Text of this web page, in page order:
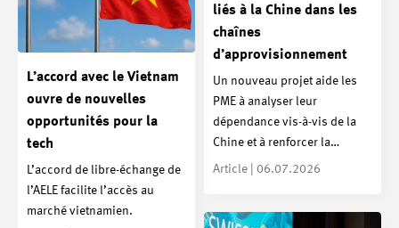
liés à la Chine dans les
chaînes
d’approvisionnement
Un nouveau projet aide les
PME à analyser leur
dépendance vis-à-vis de la
Chine et à renforcer la…
Article | 06.07.2026
L’accord avec le Vietnam
ouvre de nouvelles
opportunités pour la
tech
L’accord de libre-échange de
l’AELE facilite l’accès au
marché vietnamien.